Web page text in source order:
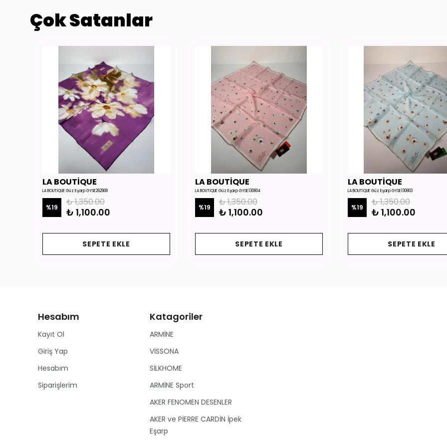
Çok Satanlar
LA BOUTİQUE
LA BOUTİQUE Güz Eşarp GYSE262908
%19 ₺ 1,350.00
₺ 1,100.00
SEPETE EKLE
LA BOUTİQUE
LA BOUTİQUE Güz Eşarp GYSE130804
%19 ₺ 1,350.00
₺ 1,100.00
SEPETE EKLE
LA BOUTİQUE
LA BOUTİQUE Güz Eşarp GYSE130803
%19 ₺ 1,350.00
₺ 1,100.00
SEPETE EKLE
Hesabım
Kayıt Ol
Giriş Yap
Hesabım
Siparişlerim
Katagoriler
ARMİNE
VİSSONA
SİLKHOME
ARMİNE Sport
AKER FENOMEN DESENLER
AKER ve PİERRE CARDİN İpek
Eşarp